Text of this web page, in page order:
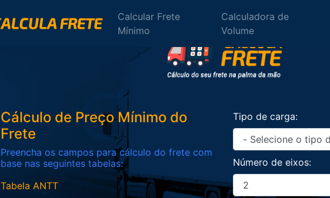
Calcular Frete
Mínimo
Calculadora de
Volume
Cálculo de Preço Mínimo do
Frete
Preencha os campos para cálculo do frete com
base nas seguintes tabelas:
Tabela ANTT
Tipo de carga:
Número de eixos: